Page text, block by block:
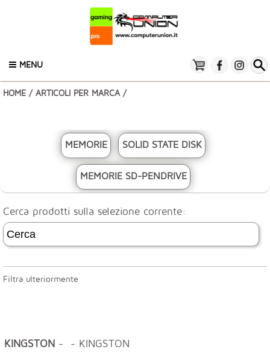
MENU
HOME / ARTICOLI PER MARCA /
MEMORIE SOLID STATE DISK
MEMORIE SD-PENDRIVE
Cerca prodotti sulla selezione corrente:
Filtra ulteriormente
KINGSTON - - KINGSTON